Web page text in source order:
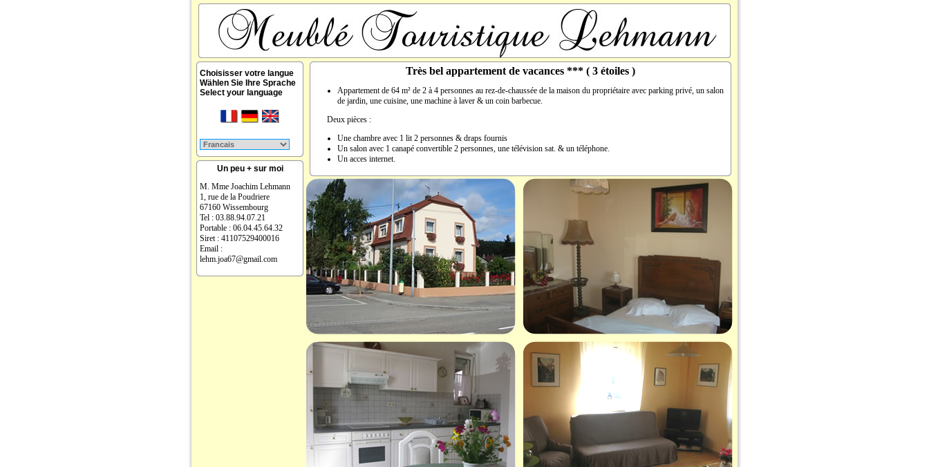
Choisisser votre langue
Wählen Sie Ihre Sprache
Select your language
Un peu + sur moi
M. Mme Joachim Lehmann
1, rue de la Poudriere
67160 Wissembourg
Tel : 03.88.94.07.21
Portable : 06.04.45.64.32
Siret : 41107529400016
Email :
lehm.joa67@gmail.com
Très bel appartement de vacances *** ( 3 étoiles )
Appartement de 64 m² de 2 à 4 personnes au rez-de-chaussée de la maison du propriétaire avec parking privé, un salon
de jardin, une cuisine, une machine à laver & un coin barbecue.
Deux pièces :
Une chambre avec 1 lit 2 personnes & draps fournis
Un salon avec 1 canapé convertible 2 personnes, une télévision sat. & un téléphone.
Un acces internet.